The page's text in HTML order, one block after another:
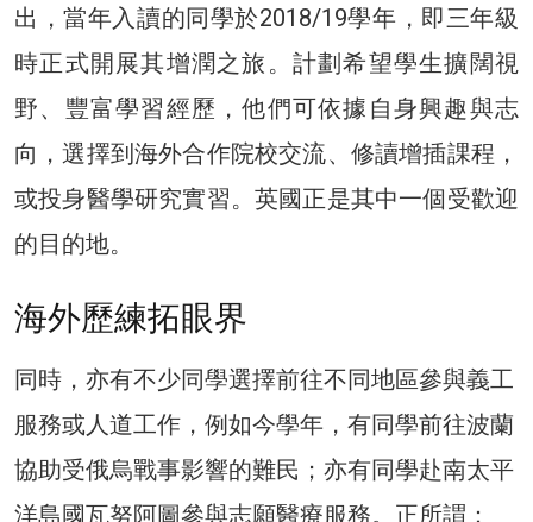
出，當年入讀的同學於2018/19學年，即三年級
時正式開展其增潤之旅。計劃希望學生擴闊視
野、豐富學習經歷，他們可依據自身興趣與志
向，選擇到海外合作院校交流、修讀增插課程，
或投身醫學研究實習。英國正是其中一個受歡迎
的目的地。
海外歷練拓眼界
同時，亦有不少同學選擇前往不同地區參與義工
服務或人道工作，例如今學年，有同學前往波蘭
協助受俄烏戰事影響的難民；亦有同學赴南太平
洋島國瓦努阿圖參與志願醫療服務。正所謂：